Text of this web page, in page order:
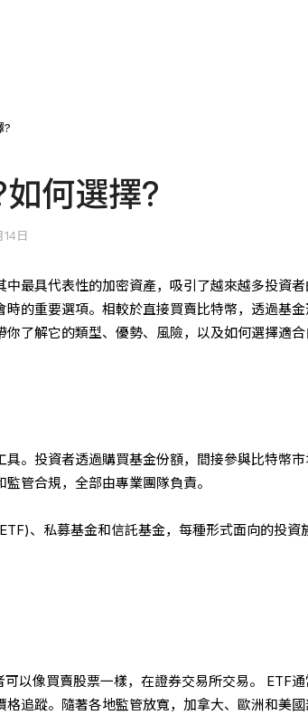
?
何選擇?
日
中最具代表性的加密資產，吸引了越來越多投資
時的重要選項。相較於直接買賣比特幣，透過基
了解它的類型、優勢、風險，以及如何選擇適
。投資者透過購買基金份額，間接參與比特幣
管合規，全部由專業團隊負責。
、私募基金和信託基金，每種形式面向的投資
以像買賣股票一樣，在證券交易所交易。 ETF
追蹤。隨著各地監管放寬，加拿大、歐洲和美